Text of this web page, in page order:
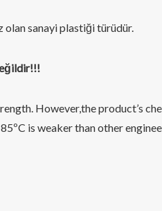
olan sanayi plastiği türüdür.
However,the product’s
is weaker than other